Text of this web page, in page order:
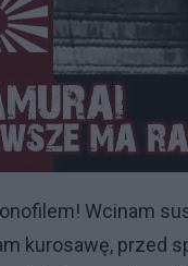
Wcinam
kurosawę, przed